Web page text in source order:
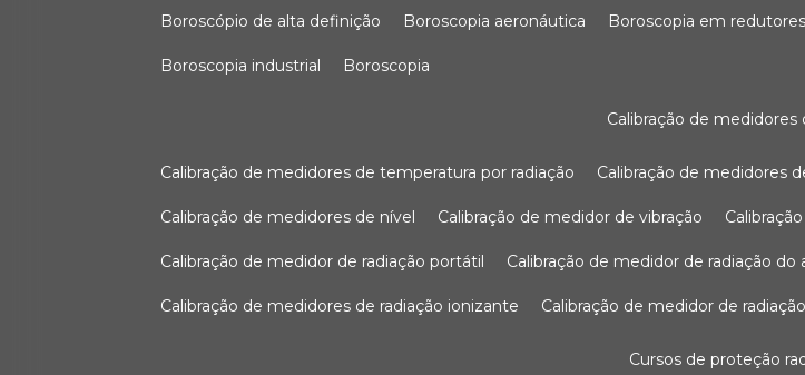
boroscópio de alta definição boroscopia aeronáutica boroscopia em redutores
boroscopia industrial boroscopia
calibração de medidores
calibração de medidores de temperatura por radiação calibração de medidores
calibração de medidores de nível calibração de medidor de vibração
calibração de medidor de radiação portátil calibração de medidor de radiação
calibração de medidores de radiação ionizante calibração de medidor de radiação
cursos de proteção